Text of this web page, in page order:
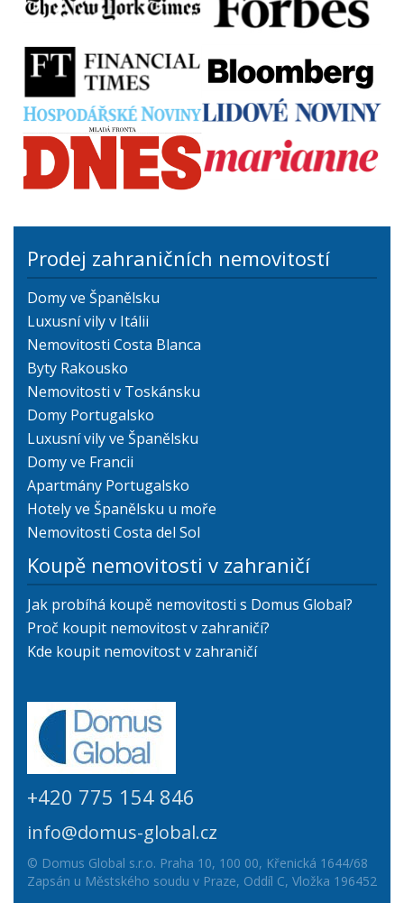
Prodej zahraničních nemovitostí
Domy ve Španělsku
Luxusní vily v Itálii
Nemovitosti Costa Blanca
Byty Rakousko
Nemovitosti v Toskánsku
Domy Portugalsko
Luxusní vily ve Španělsku
Domy ve Francii
Apartmány Portugalsko
Hotely ve Španělsku u moře
Nemovitosti Costa del Sol
Koupě nemovitosti v zahraničí
Jak probíhá koupě nemovitosti s Domus Global?
Proč koupit nemovitost v zahraničí?
Kde koupit nemovitost v zahraničí
+420 775 154 846
info@domus-global.cz
© Domus Global s.r.o. Praha 10, 100 00, Křenická 1644/68
Zapsán u Městského soudu v Praze, Oddíl C, Vložka 196452